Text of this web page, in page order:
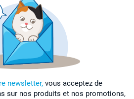
newsletter, vous acceptez de
sur nos produits et nos promotions,